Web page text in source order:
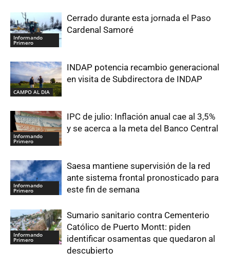
Informando
Primero
Cerrado durante esta jornada el Paso
Cardenal Samoré
CAMPO AL DIA
INDAP potencia recambio generacional
en visita de Subdirectora de INDAP
Informando
Primero
IPC de julio: Inflación anual cae al 3,5%
y se acerca a la meta del Banco Central
Informando
Primero
Saesa mantiene supervisión de la red
ante sistema frontal pronosticado para
este fin de semana
Informando
Primero
Sumario sanitario contra Cementerio
Católico de Puerto Montt: piden
identificar osamentas que quedaron al
descubierto